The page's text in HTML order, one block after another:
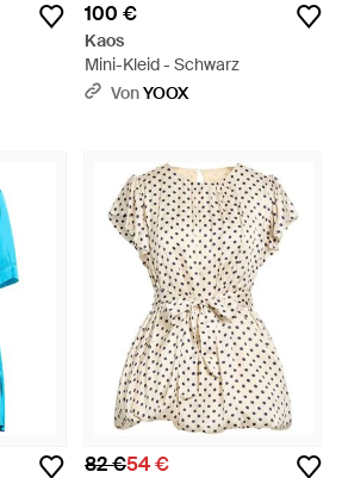
100 €
Kaos
Mini-Kleid - Schwarz
VonYOOX
82 €54 €